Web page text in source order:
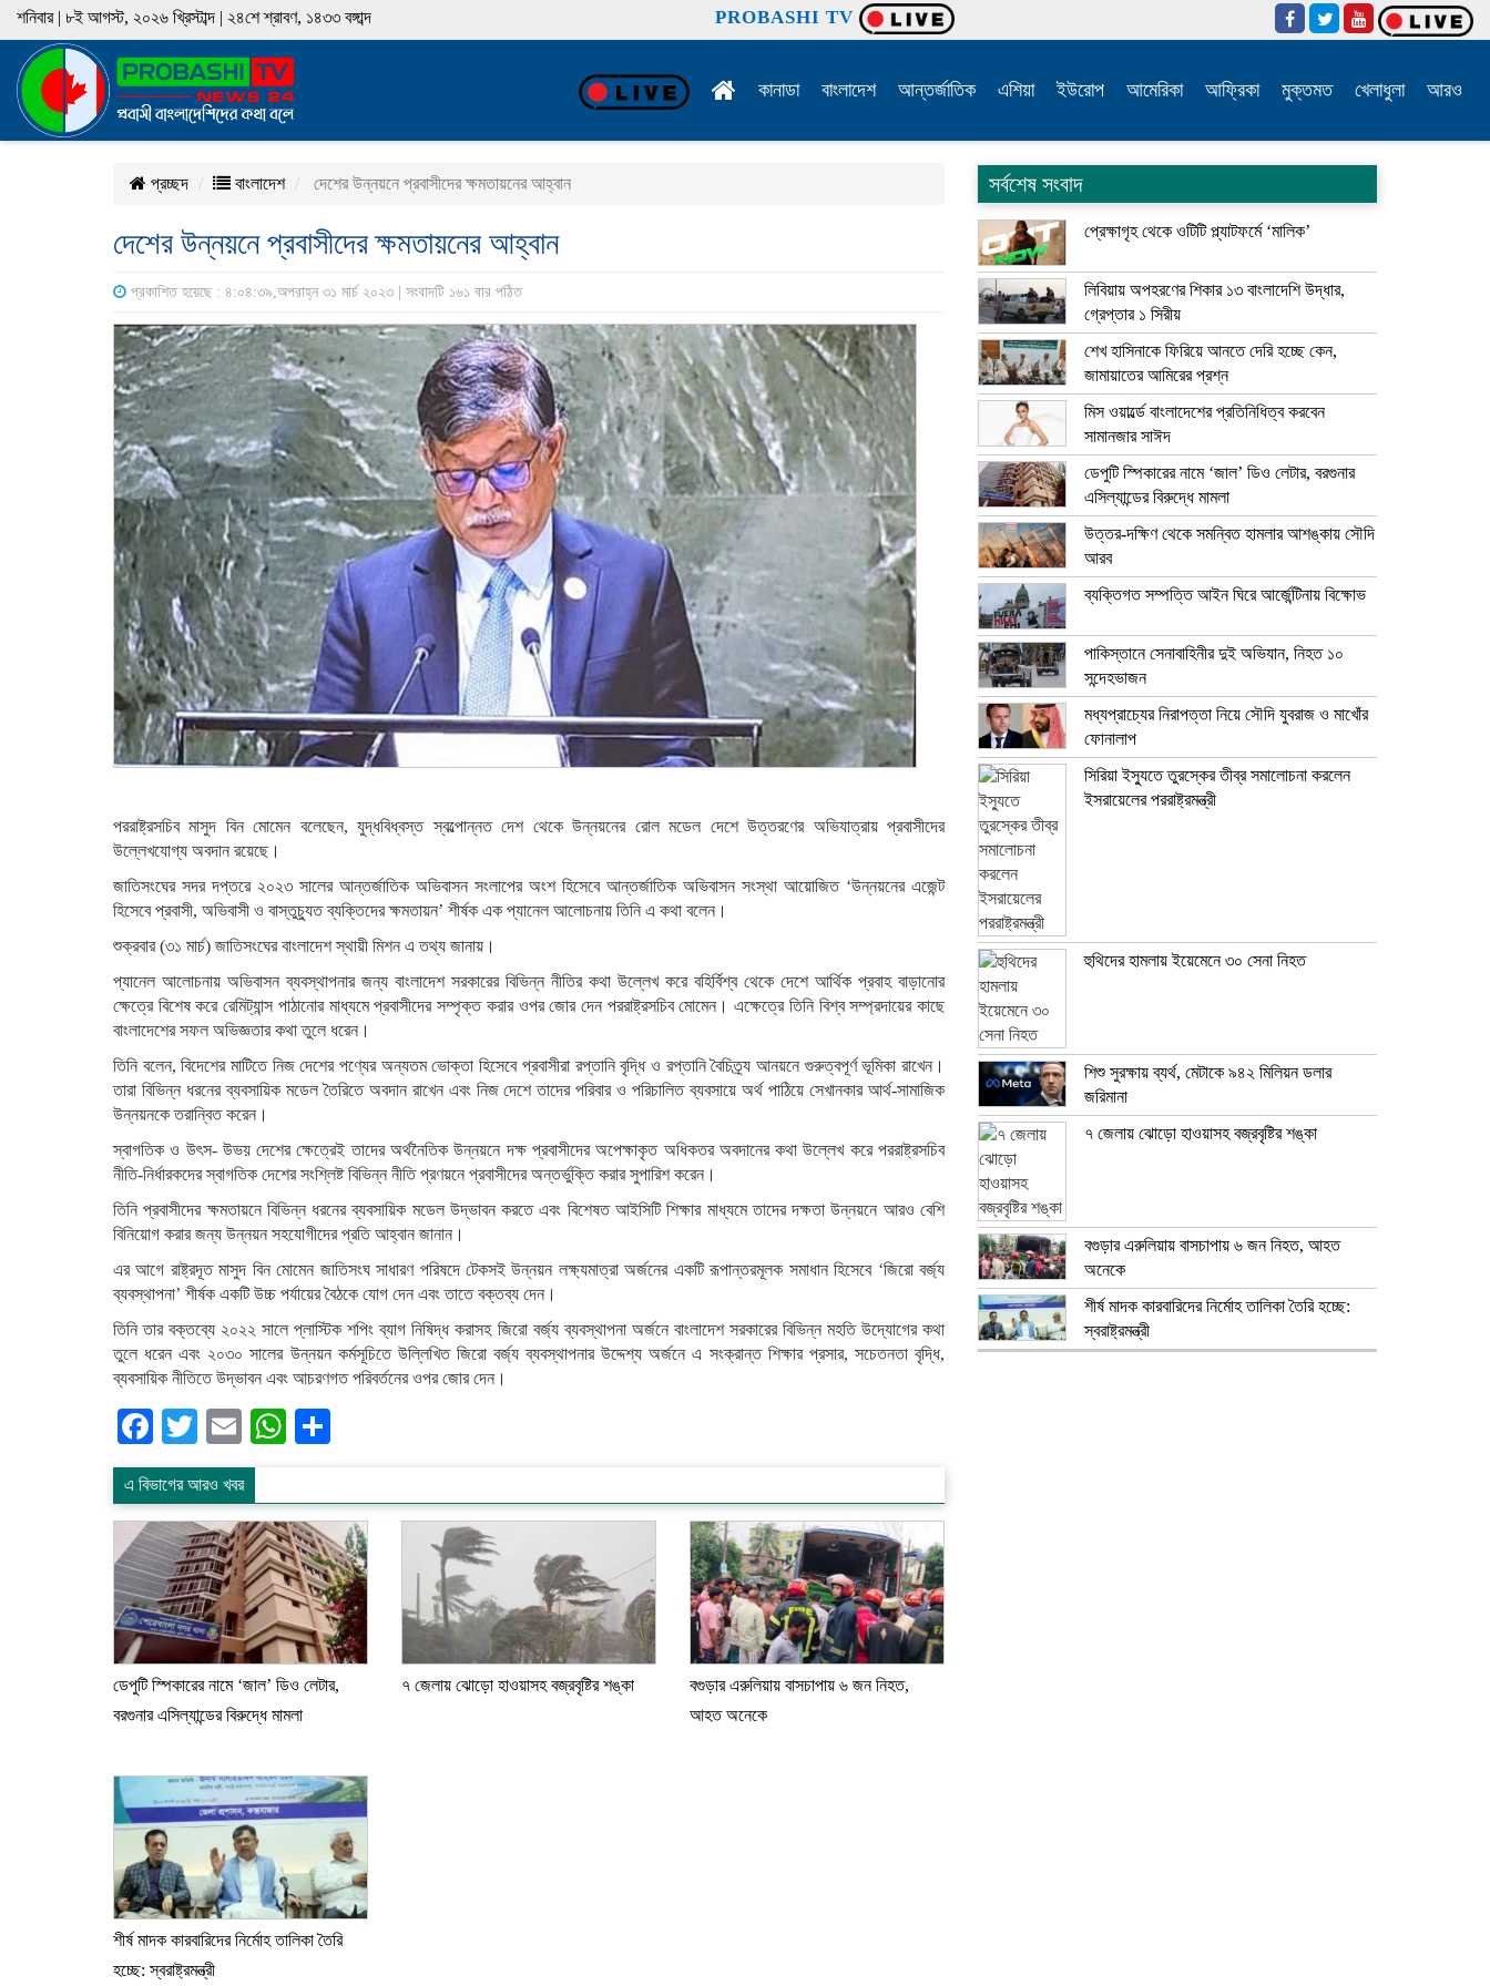
শনিবার | ৮ই আগস্ট, ২০২৬ খ্রিস্টাব্দ | ২৪শে শ্রাবণ, ১৪৩৩ বঙ্গাব্দ PROBASHI TV
কানাডা বাংলাদেশ আন্তর্জাতিক এশিয়া ইউরোপ আমেরিকা আফ্রিকা মুক্তমত খেলাধুলা আরও
প্রচ্ছদ বাংলাদেশ দেশের উন্নয়নে প্রবাসীদের ক্ষমতায়নের আহ্বান
দেশের উন্নয়নে প্রবাসীদের ক্ষমতায়নের আহ্বান
প্রকাশিত হয়েছে : ৪:০৪:৩৯,অপরাহ্ন ৩১ মার্চ ২০২৩ | সংবাদটি ১৬১ বার পঠিত
পররাষ্ট্রসচিব মাসুদ বিন মোমেন বলেছেন, যুদ্ধবিধ্বস্ত স্বল্পোন্নত দেশ থেকে উন্নয়নের রোল মডেল দেশে উত্তরণের অভিযাত্রায় প্রবাসীদের
উল্লেখযোগ্য অবদান রয়েছে।
জাতিসংঘের সদর দপ্তরে ২০২৩ সালের আন্তর্জাতিক অভিবাসন সংলাপের অংশ হিসেবে আন্তর্জাতিক অভিবাসন সংস্থা আয়োজিত ‘উন্নয়নের এজেন্ট
হিসেবে প্রবাসী, অভিবাসী ও বাস্তুচ্যুত ব্যক্তিদের ক্ষমতায়ন’ শীর্ষক এক প্যানেল আলোচনায় তিনি এ কথা বলেন।
শুক্রবার (৩১ মার্চ) জাতিসংঘের বাংলাদেশ স্থায়ী মিশন এ তথ্য জানায়।
প্যানেল আলোচনায় অভিবাসন ব্যবস্থাপনার জন্য বাংলাদেশ সরকারের বিভিন্ন নীতির কথা উল্লেখ করে বহির্বিশ্ব থেকে দেশে আর্থিক প্রবাহ বাড়ানোর
ক্ষেত্রে বিশেষ করে রেমিট্যান্স পাঠানোর মাধ্যমে প্রবাসীদের সম্পৃক্ত করার ওপর জোর দেন পররাষ্ট্রসচিব মোমেন। এক্ষেত্রে তিনি বিশ্ব সম্প্রদায়ের কাছে
বাংলাদেশের সফল অভিজ্ঞতার কথা তুলে ধরেন।
তিনি বলেন, বিদেশের মাটিতে নিজ দেশের পণ্যের অন্যতম ভোক্তা হিসেবে প্রবাসীরা রপ্তানি বৃদ্ধি ও রপ্তানি বৈচিত্র্য আনয়নে গুরুত্বপূর্ণ ভূমিকা রাখেন।
তারা বিভিন্ন ধরনের ব্যবসায়িক মডেল তৈরিতে অবদান রাখেন এবং নিজ দেশে তাদের পরিবার ও পরিচালিত ব্যবসায়ে অর্থ পাঠিয়ে সেখানকার আর্থ-সামাজিক
উন্নয়নকে তরান্বিত করেন।
স্বাগতিক ও উৎস- উভয় দেশের ক্ষেত্রেই তাদের অর্থনৈতিক উন্নয়নে দক্ষ প্রবাসীদের অপেক্ষাকৃত অধিকতর অবদানের কথা উল্লেখ করে পররাষ্ট্রসচিব
নীতি-নির্ধারকদের স্বাগতিক দেশের সংশ্লিষ্ট বিভিন্ন নীতি প্রণয়নে প্রবাসীদের অন্তর্ভুক্তি করার সুপারিশ করেন।
তিনি প্রবাসীদের ক্ষমতায়নে বিভিন্ন ধরনের ব্যবসায়িক মডেল উদ্ভাবন করতে এবং বিশেষত আইসিটি শিক্ষার মাধ্যমে তাদের দক্ষতা উন্নয়নে আরও বেশি
বিনিয়োগ করার জন্য উন্নয়ন সহযোগীদের প্রতি আহ্বান জানান।
এর আগে রাষ্ট্রদূত মাসুদ বিন মোমেন জাতিসংঘ সাধারণ পরিষদে টেকসই উন্নয়ন লক্ষ্যমাত্রা অর্জনের একটি রূপান্তরমূলক সমাধান হিসেবে ‘জিরো বর্জ্য
ব্যবস্থাপনা’ শীর্ষক একটি উচ্চ পর্যায়ের বৈঠকে যোগ দেন এবং তাতে বক্তব্য দেন।
তিনি তার বক্তব্যে ২০২২ সালে প্লাস্টিক শপিং ব্যাগ নিষিদ্ধ করাসহ জিরো বর্জ্য ব্যবস্থাপনা অর্জনে বাংলাদেশ সরকারের বিভিন্ন মহতি উদ্যোগের কথা
তুলে ধরেন এবং ২০৩০ সালের উন্নয়ন কর্মসূচিতে উল্লিখিত জিরো বর্জ্য ব্যবস্থাপনার উদ্দেশ্য অর্জনে এ সংক্রান্ত শিক্ষার প্রসার, সচেতনতা বৃদ্ধি,
ব্যবসায়িক নীতিতে উদ্ভাবন এবং আচরণগত পরিবর্তনের ওপর জোর দেন।
Facebook
Twitter
EmailWhatsApp
এ বিভাগের আরও খবর
ডেপুটি স্পিকারের নামে ‘জাল’ ডিও লেটার,
বরগুনার এসিল্যান্ডের বিরুদ্ধে মামলা
৭ জেলায় ঝোড়ো হাওয়াসহ বজ্রবৃষ্টির শঙ্কা
বগুড়ার এরুলিয়ায় বাসচাপায় ৬ জন নিহত,
আহত অনেকে
শীর্ষ মাদক কারবারিদের নির্মোহ তালিকা তৈরি
হচ্ছে: স্বরাষ্ট্রমন্ত্রী
সর্বশেষ সংবাদ
প্রেক্ষাগৃহ থেকে ওটিটি প্ল্যাটফর্মে ‘মালিক’
লিবিয়ায় অপহরণের শিকার ১৩ বাংলাদেশি উদ্ধার,
গ্রেপ্তার ১ সিরীয়
শেখ হাসিনাকে ফিরিয়ে আনতে দেরি হচ্ছে কেন,
জামায়াতের আমিরের প্রশ্ন
মিস ওয়ার্ল্ডে বাংলাদেশের প্রতিনিধিত্ব করবেন
সামানজার সাঈদ
ডেপুটি স্পিকারের নামে ‘জাল’ ডিও লেটার, বরগুনার
এসিল্যান্ডের বিরুদ্ধে মামলা
উত্তর-দক্ষিণ থেকে সমন্বিত হামলার আশঙ্কায় সৌদি
আরব
ব্যক্তিগত সম্পত্তি আইন ঘিরে আর্জেন্টিনায় বিক্ষোভ
পাকিস্তানে সেনাবাহিনীর দুই অভিযান, নিহত ১০
সন্দেহভাজন
মধ্যপ্রাচ্যের নিরাপত্তা নিয়ে সৌদি যুবরাজ ও মাখোঁর
ফোনালাপ
সিরিয়া ইস্যুতে তুরস্কের তীব্র সমালোচনা করলেন
ইসরায়েলের পররাষ্ট্রমন্ত্রী
হুথিদের হামলায় ইয়েমেনে ৩০ সেনা নিহত
শিশু সুরক্ষায় ব্যর্থ, মেটাকে ৯৪২ মিলিয়ন ডলার
জরিমানা
৭ জেলায় ঝোড়ো হাওয়াসহ বজ্রবৃষ্টির শঙ্কা
বগুড়ার এরুলিয়ায় বাসচাপায় ৬ জন নিহত, আহত
অনেকে
শীর্ষ মাদক কারবারিদের নির্মোহ তালিকা তৈরি হচ্ছে:
স্বরাষ্ট্রমন্ত্রী